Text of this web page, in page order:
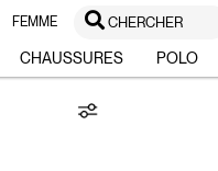
FEMME CHERCHER
CHAUSSURES POLO